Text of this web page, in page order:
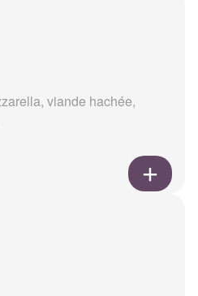
viande hachée,